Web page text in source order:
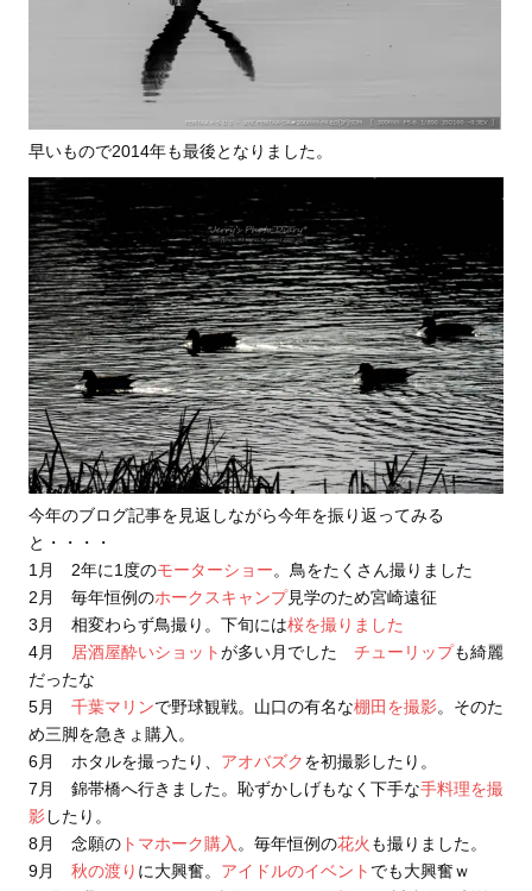
早いもので2014年も最後となりました。
今年のブログ記事を見返しながら今年を振り返ってみる
と・・・・
1月 2年に1度のモーターショー。鳥をたくさん撮りました
2月 毎年恒例のホークスキャンプ見学のため宮崎遠征
3月 相変わらず鳥撮り。下旬には桜を撮りました
4月
居酒屋酔いショットが多い月でした チューリップも綺麗
だったな
5月 千葉マリンで野球観戦。山口の有名な棚田を撮影。そのた
め三脚を急きょ購入。
6月 ホタルを撮ったり、 アオバズクを初撮影したり。
7月 錦帯橋へ行きました。恥ずかしげもなく下手な手料理を撮
影したり。
8月 念願の トマホーク購入 。毎年恒例の花火 も撮りました。
9月 秋の渡り に大興奮。 アイドルのイベント でも大興奮ｗ